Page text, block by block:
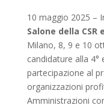
10 maggio 2025 –
Salone della CSR
Milano, 8, 9 e 10
candidature alla 4°
partecipazione al
organizzazioni
Amministrazioni